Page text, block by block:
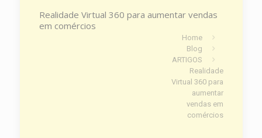
Realidade Virtual 360 para aumentar vendas
em comércios
Home
Blog
ARTIGOS
Realidade
Virtual 360 para
aumentar
vendas em
comércios